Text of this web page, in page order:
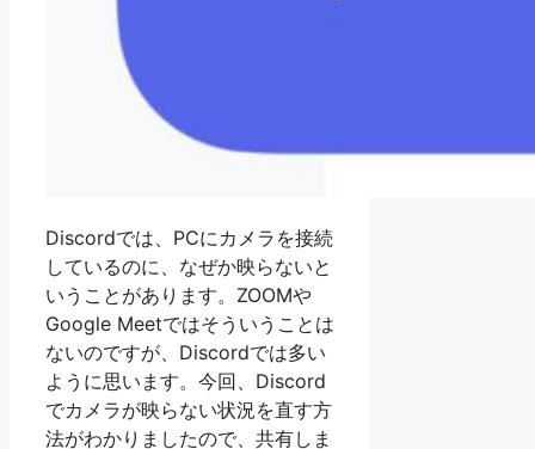
Discordでは、PCにカメラを接続
しているのに、なぜか映らないと
いうことがあります。ZOOMや
Google Meetではそういうことは
ないのですが、Discordでは多い
ように思います。今回、Discord
でカメラが映らない状況を直す方
法がわかりましたので、共有しま